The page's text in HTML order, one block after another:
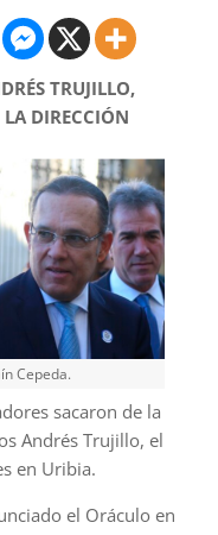
TRUJILLO,
DIRECCIÓN
Cepeda.
sacaron de la
Andrés Trujillo, el
en Uribia.
el Oráculo en